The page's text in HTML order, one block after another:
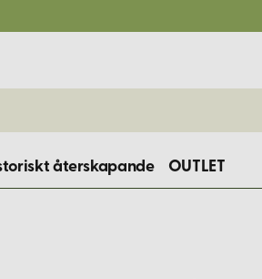
återskapande OUTLET